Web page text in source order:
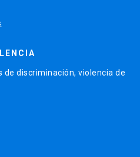
de discriminación, violencia de